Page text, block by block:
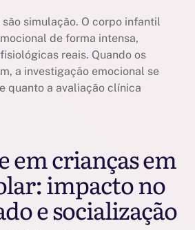
são simulação. O corpo infantil
de forma intensa,
reais. Quando os
a investigação emocional se
quanto a avaliação clínica
em crianças em
impacto no
e socialização